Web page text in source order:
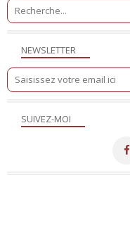
NEWSLETTER
SUIVEZ-MOI